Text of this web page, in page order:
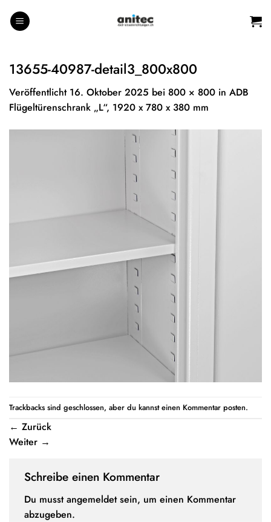
Inhalt
13655-40987-detail3_800x800
Veröffentlicht 16. Oktober 2025 bei 800 × 800 in ADB
Flügeltürenschrank „L“, 1920 x 780 x 380 mm
Trackbacks sind geschlossen, aber du kannst einen Kommentar posten.
← Zurück
Weiter →
Schreibe einen Kommentar
Du musstangemeldetsein, um einen Kommentar
abzugeben.